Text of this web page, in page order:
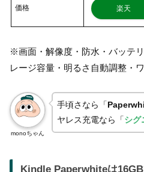
価格 楽天
※画面・解像度・防水・バッテ
レージ容量・明るさ自動調整・
monoちゃん
手頃さなら「
ヤレス充電なら「シグ
Kindle Paperwhiteは